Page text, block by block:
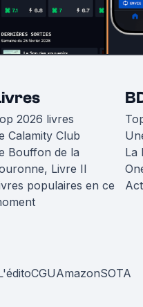
2026 livres
Calamity Club
Bouffon de la
Livre II
populaires en ce
La
CGUAmazonSOTA